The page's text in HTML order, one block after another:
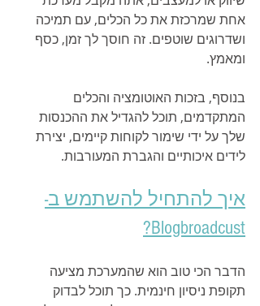
אחת שמרכזת את כל הכלים, עם תמיכה
ושדרוגים שוטפים. זה חוסך לך זמן, כסף
ומאמץ.
בנוסף, בזכות האוטומציה והכלים
המתקדמים, תוכל להגדיל את ההכנסות
שלך על ידי שימור לקוחות קיימים, יצירת
לידים איכותיים והגברת המעורבות.
איך להתחיל להשתמש ב-
Blogbroadcust?
הדבר הכי טוב הוא שהמערכת מציעה
תקופת ניסיון חינמית. כך תוכל לבדוק